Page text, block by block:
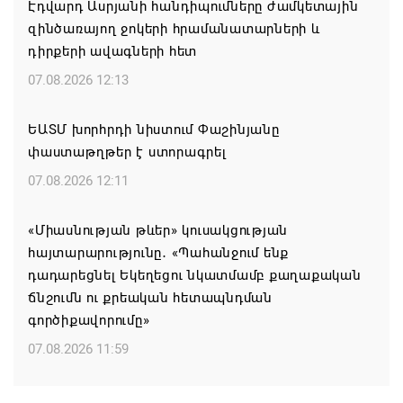
Էդվարդ Ասրյանի հանդիպումները ժամկետային
զինծառայող ջոկերի հրամանատարների և
դիրքերի ավագների հետ
07.08.2026 12:13
ԵԱՏՄ խորհրդի նիստում Փաշինյանը
փաստաթղթեր է ստորագրել
07.08.2026 12:11
«Միասնության թևեր» կուսակցության
հայտարարությունը․ «Պահանջում ենք
դադարեցնել Եկեղեցու նկատմամբ քաղաքական
ճնշումն ու քրեական հետապնդման
գործիքավորումը»
07.08.2026 11:59